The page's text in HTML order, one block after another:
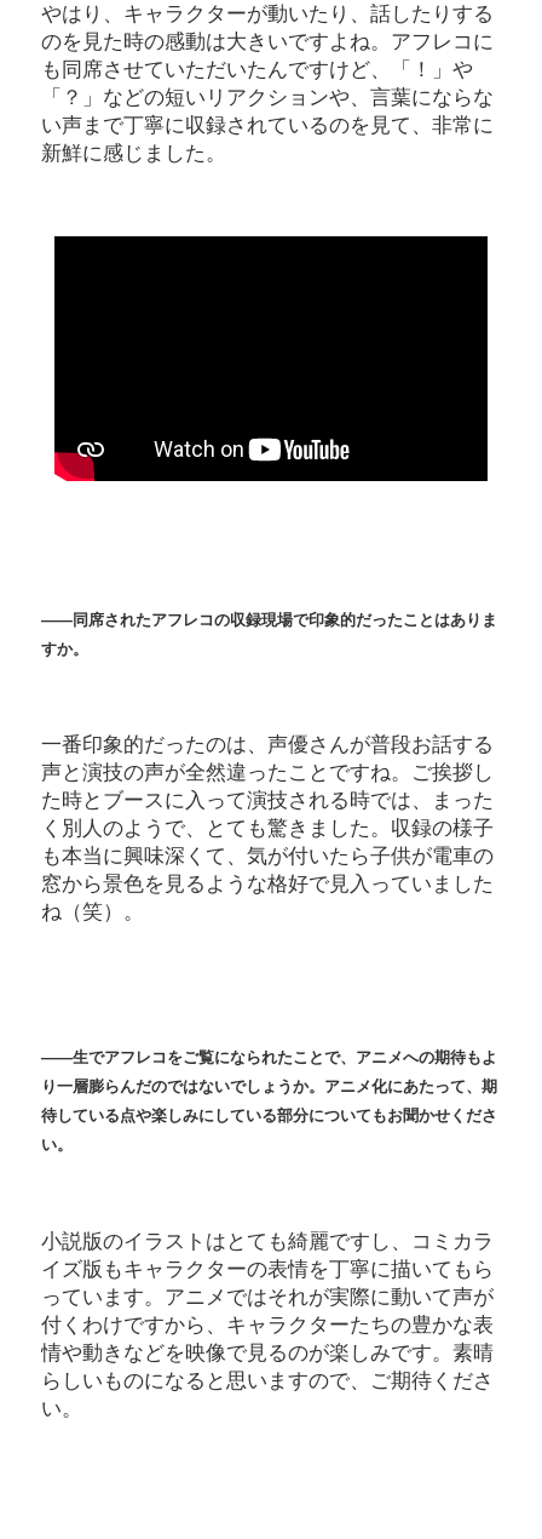
やはり、キャラクターが動いたり、話したりする
のを見た時の感動は大きいですよね。アフレコに
も同席させていただいたんですけど、「！」や
「？」などの短いリアクションや、言葉にならな
い声まで丁寧に収録されているのを見て、非常に
新鮮に感じました。
――同席されたアフレコの収録現場で印象的だったことはありま
すか。
一番印象的だったのは、声優さんが普段お話する
声と演技の声が全然違ったことですね。ご挨拶し
た時とブースに入って演技される時では、まった
く別人のようで、とても驚きました。収録の様子
も本当に興味深くて、気が付いたら子供が電車の
窓から景色を見るような格好で見入っていました
ね（笑）。
――生でアフレコをご覧になられたことで、アニメへの期待もよ
り一層膨らんだのではないでしょうか。アニメ化にあたって、期
待している点や楽しみにしている部分についてもお聞かせくださ
い。
小説版のイラストはとても綺麗ですし、コミカラ
イズ版もキャラクターの表情を丁寧に描いてもら
っています。アニメではそれが実際に動いて声が
付くわけですから、キャラクターたちの豊かな表
情や動きなどを映像で見るのが楽しみです。素晴
らしいものになると思いますので、ご期待くださ
い。